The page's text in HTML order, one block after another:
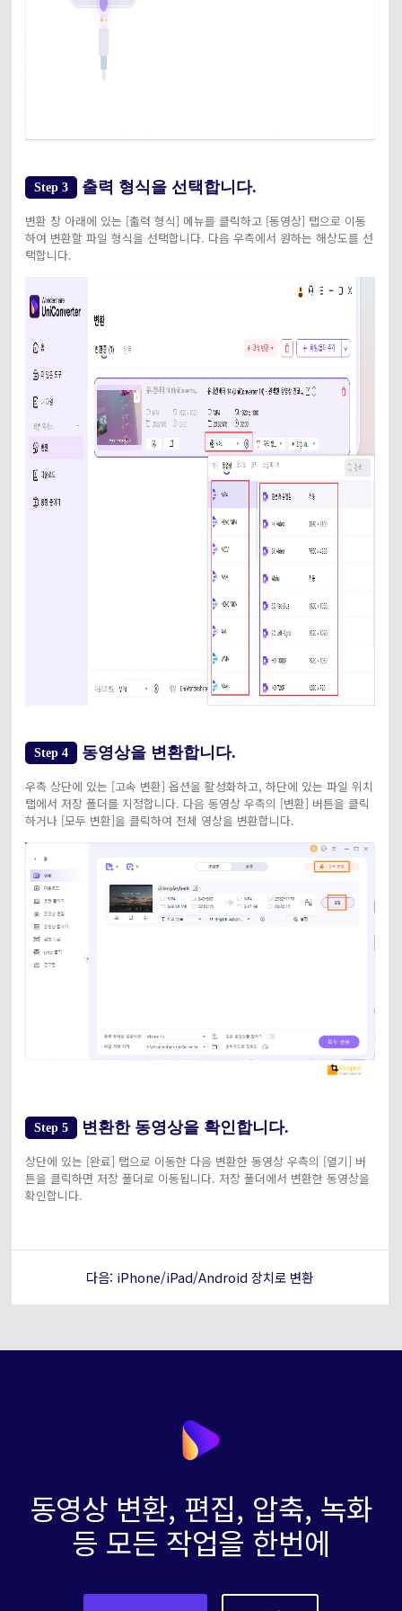
Step 3 출력 형식을 선택합니다.
변환 창 아래에 있는 [출력 형식] 메뉴를 클릭하고 [동영상] 탭으로 이동
하여 변환할 파일 형식을 선택합니다. 다음 우측에서 원하는 해상도를 선
택합니다.
Step 4 동영상을 변환합니다.
우측 상단에 있는 [고속 변환] 옵션을 활성화하고, 하단에 있는 파일 위치
탭에서 저장 폴더를 지정합니다. 다음 동영상 우측의 [변환] 버튼을 클릭
하거나 [모두 변환]을 클릭하여 전체 영상을 변환합니다.
Step 5 변환한 동영상을 확인합니다.
상단에 있는 [완료] 탭으로 이동한 다음 변환한 동영상 우측의 [열기] 버
튼을 클릭하면 저장 폴더로 이동됩니다. 저장 폴더에서 변환한 동영상을
확인합니다.
다음: iPhone/iPad/Android 장치로 변환
동영상 변환, 편집, 압축, 녹화
등 모든 작업을 한번에